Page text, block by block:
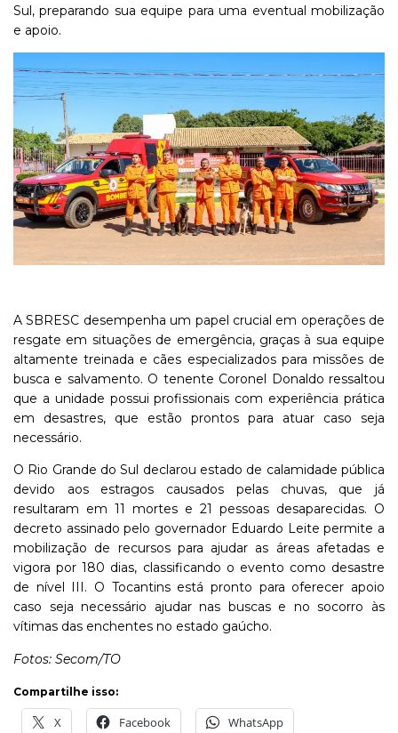
Sul, preparando sua equipe para uma eventual mobilização
e apoio.
A SBRESC desempenha um papel crucial em operações de
resgate em situações de emergência, graças à sua equipe
altamente treinada e cães especializados para missões de
busca e salvamento. O tenente Coronel Donaldo ressaltou
que a unidade possui profissionais com experiência prática
em desastres, que estão prontos para atuar caso seja
necessário.
O Rio Grande do Sul declarou estado de calamidade pública
devido aos estragos causados pelas chuvas, que já
resultaram em 11 mortes e 21 pessoas desaparecidas. O
decreto assinado pelo governador Eduardo Leite permite a
mobilização de recursos para ajudar as áreas afetadas e
vigora por 180 dias, classificando o evento como desastre
de nível III. O Tocantins está pronto para oferecer apoio
caso seja necessário ajudar nas buscas e no socorro às
vítimas das enchentes no estado gaúcho.
Fotos: Secom/TO
Compartilhe isso:
X Facebook WhatsApp